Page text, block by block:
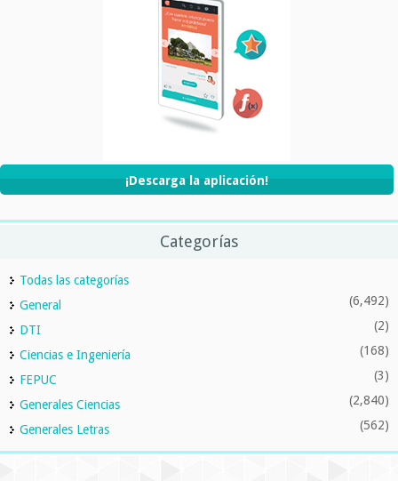
¡Descarga la aplicación!
Categorías
Todas las categorías
General
(6,492)
DTI (2)
Ciencias e Ingeniería (168)
FEPUC (3)
Generales Ciencias (2,840)
Generales Letras (562)